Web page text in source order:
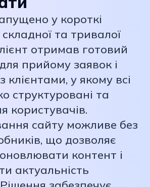
у короткі
та тривалої
отримав готовий
прийому заявок і
клієнтами, у якому всі
структуровані та
користувачів.
сайту можливе без
що дозволяє
контент і
актуальність